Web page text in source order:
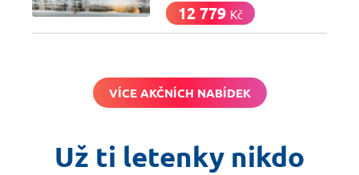
12 779 Kč
VÍCE AKČNÍCH NABÍDEK
Už ti letenky nikdo